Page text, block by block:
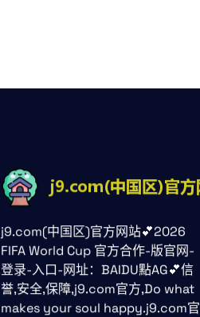
j9.com(中国区)官方网站💕2026
FIFA World Cup 官方合作-版官网-
登录-入口-网址：BAIDU點AG💕信
誉,安全,保障,j9.com官方,Do what
makes your soul happy.j9.com官